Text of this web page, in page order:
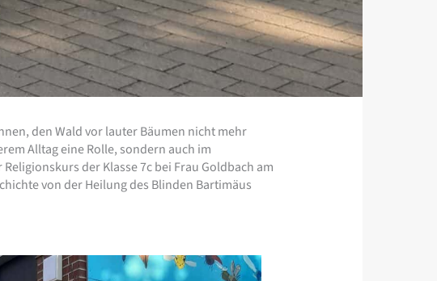
den Wald vor lauter Bäumen nicht mehr
Alltag eine Rolle, sondern auch im
der Klasse 7c bei Frau Goldbach am
von der Heilung des Blinden Bartimäus